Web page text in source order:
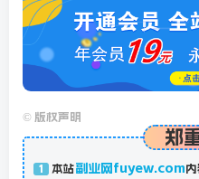
© 版权声明
郑
1 本站副业网fuyew.com